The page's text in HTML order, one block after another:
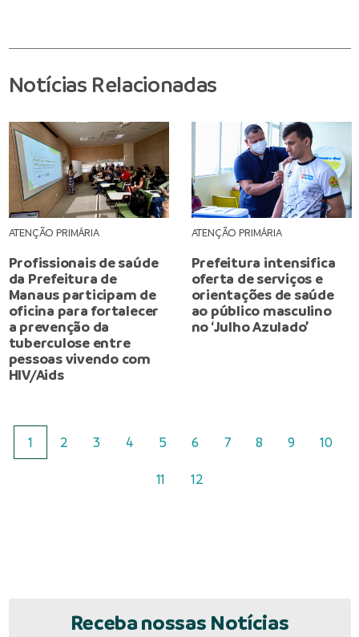
Notícias Relacionadas
ATENÇÃO PRIMÁRIA
Profissionais de saúde
da Prefeitura de
Manaus participam de
oficina para fortalecer
a prevenção da
tuberculose entre
pessoas vivendo com
HIV/Aids
ATENÇÃO PRIMÁRIA
Prefeitura intensifica
oferta de serviços e
orientações de saúde
ao público masculino
no ‘Julho Azulado’
1 2 3 4 5 6 7 8 9 10
11 12
Receba nossas Notícias